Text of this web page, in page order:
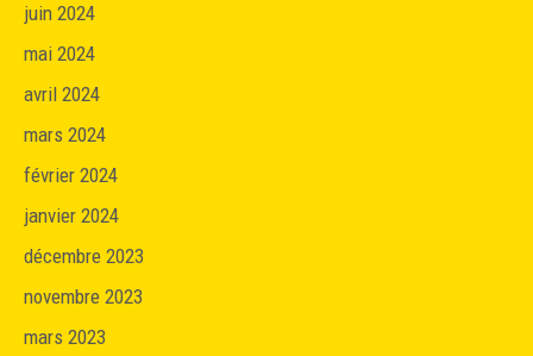
juin 2024
mai 2024
avril 2024
mars 2024
février 2024
janvier 2024
décembre 2023
novembre 2023
mars 2023